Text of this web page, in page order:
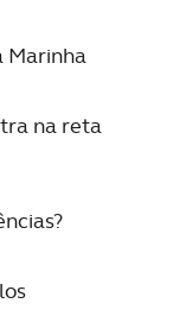
Marinha
na reta